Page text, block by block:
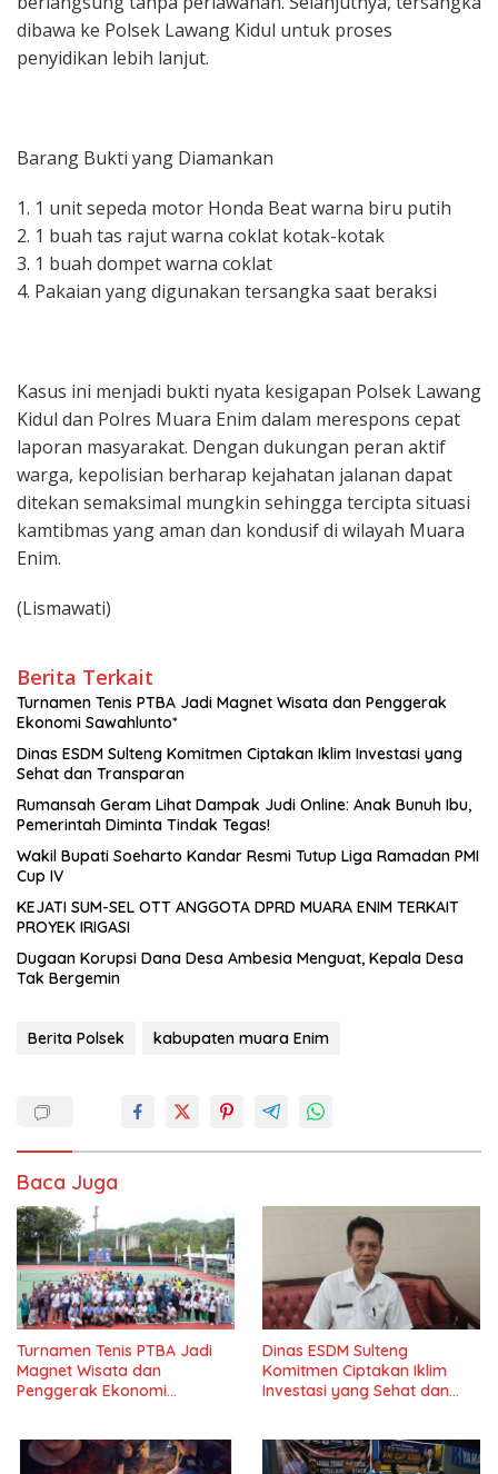
dibawa ke Polsek Lawang Kidul untuk proses
penyidikan lebih lanjut.
Barang Bukti yang Diamankan
1. 1 unit sepeda motor Honda Beat warna biru putih
2. 1 buah tas rajut warna coklat kotak-kotak
3. 1 buah dompet warna coklat
4. Pakaian yang digunakan tersangka saat beraksi
Kasus ini menjadi bukti nyata kesigapan Polsek Lawang
Kidul dan Polres Muara Enim dalam merespons cepat
laporan masyarakat. Dengan dukungan peran aktif
warga, kepolisian berharap kejahatan jalanan dapat
ditekan semaksimal mungkin sehingga tercipta situasi
kamtibmas yang aman dan kondusif di wilayah Muara
Enim.
(Lismawati)
Berita Terkait
Turnamen Tenis PTBA Jadi Magnet Wisata dan Penggerak
Ekonomi Sawahlunto*
Dinas ESDM Sulteng Komitmen Ciptakan Iklim Investasi yang
Sehat dan Transparan
Rumansah Geram Lihat Dampak Judi Online: Anak Bunuh Ibu,
Pemerintah Diminta Tindak Tegas!
Wakil Bupati Soeharto Kandar Resmi Tutup Liga Ramadan PMI
Cup IV
KEJATI SUM-SEL OTT ANGGOTA DPRD MUARA ENIM TERKAIT
PROYEK IRIGASI
Dugaan Korupsi Dana Desa Ambesia Menguat, Kepala Desa
Tak Bergemin
Berita Polsek kabupaten muara Enim
Baca Juga
Turnamen Tenis PTBA Jadi
Magnet Wisata dan
Penggerak Ekonomi
Dinas ESDM Sulteng
Komitmen Ciptakan Iklim
Investasi yang Sehat dan